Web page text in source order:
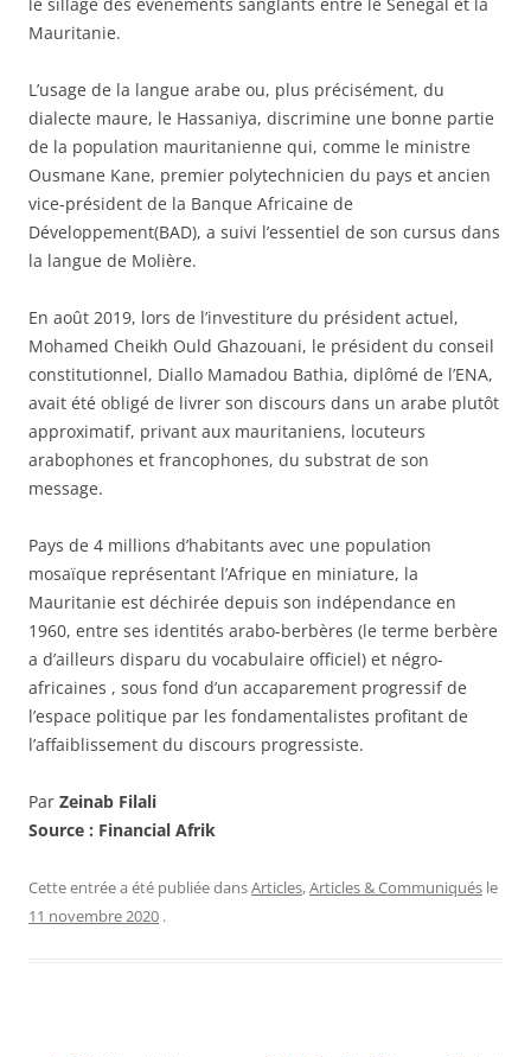
Mauritanie.
L’usage de la langue arabe ou, plus précisément, du
dialecte maure, le Hassaniya, discrimine une bonne partie
de la population mauritanienne qui, comme le ministre
Ousmane Kane, premier polytechnicien du pays et ancien
vice-président de la Banque Africaine de
Développement(BAD), a suivi l’essentiel de son cursus dans
la langue de Molière.
En août 2019, lors de l’investiture du président actuel,
Mohamed Cheikh Ould Ghazouani, le président du conseil
constitutionnel, Diallo Mamadou Bathia, diplômé de l’ENA,
avait été obligé de livrer son discours dans un arabe plutôt
approximatif, privant aux mauritaniens, locuteurs
arabophones et francophones, du substrat de son
message.
Pays de 4 millions d’habitants avec une population
mosaïque représentant l’Afrique en miniature, la
Mauritanie est déchirée depuis son indépendance en
1960, entre ses identités arabo-berbères (le terme berbère
a d’ailleurs disparu du vocabulaire officiel) et négro-
africaines , sous fond d’un accaparement progressif de
l’espace politique par les fondamentalistes profitant de
l’affaiblissement du discours progressiste.
Par Zeinab Filali
Source : Financial Afrik
Cette entrée a été publiée dansArticles,Articles & Communiqués le
11 novembre 2020 .